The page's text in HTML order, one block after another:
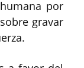
por
gravar